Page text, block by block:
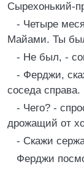
Сырехонький-
- Четыре
Майами. Ты
- Не был, -
- Ферджи,
соседа справа.
- Чего? -
дрожащий от
- Скажи
Ферджи